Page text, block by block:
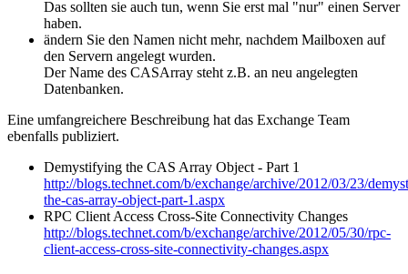
Das sollten sie auch tun, wenn Sie erst mal "nur" einen Server
haben.
ändern Sie den Namen nicht mehr, nachdem Mailboxen auf
den Servern angelegt wurden.
Der Name des CASArray steht z.B. an neu angelegten
Datenbanken.
Eine umfangreichere Beschreibung hat das Exchange Team
ebenfalls publiziert.
Demystifying the CAS Array Object - Part 1
http://blogs.technet.com/b/exchange/archive/2012/03/23/
the-cas-array-object-part-1.aspx
RPC Client Access Cross-Site Connectivity Changes
http://blogs.technet.com/b/exchange/archive/2012/05/30/rpc-
client-access-cross-site-connectivity-changes.aspx